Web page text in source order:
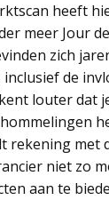
heeft
meer Jour de
zich
de
louter dat
met
niet zo
aan te